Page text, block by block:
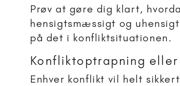
Prøv at gøre dig klart,
hensigtsmæssigt og
på det i konfliktsituationen.
Konfliktoptrapning
Enhver konflikt vil helt